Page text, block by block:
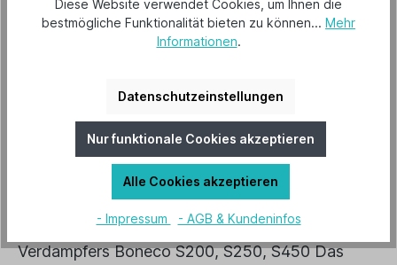
Lieferzeit 28 Tage
Beschreibung
Vermindert effektiv die Verkalkung des
Verdampfers Boneco S200, S250, S450 Das
Diese Website verwendet Cookies, um Ihnen die
bestmögliche Funktionalität bieten zu können... Mehr
Informationen.
Datenschutzeinstellungen
Nur funktionale Cookies akzeptieren
Alle Cookies akzeptieren
- Impressum - AGB & Kundeninfos